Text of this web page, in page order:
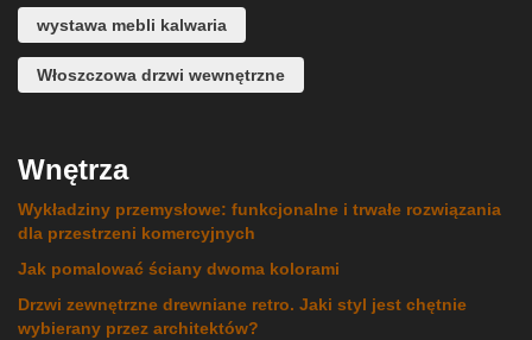
wystawa mebli kalwaria
Włoszczowa drzwi wewnętrzne
Wnętrza
Wykładziny przemysłowe: funkcjonalne i trwałe rozwiązania
dla przestrzeni komercyjnych
Jak pomalować ściany dwoma kolorami
Drzwi zewnętrzne drewniane retro. Jaki styl jest chętnie
wybierany przez architektów?